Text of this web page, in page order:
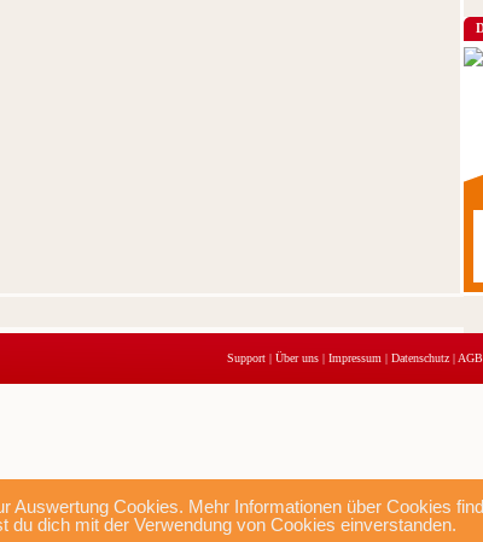
Cookies. Mehr Informationen über Cookies
du dich mit der Verwendung von Cookies einverstanden.
Support | Über uns | Impressum | Datenschutz | AGB